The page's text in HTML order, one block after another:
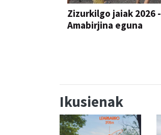
Zizurkilgo jaiak 2026 -
Amabirjina eguna
Ikusienak